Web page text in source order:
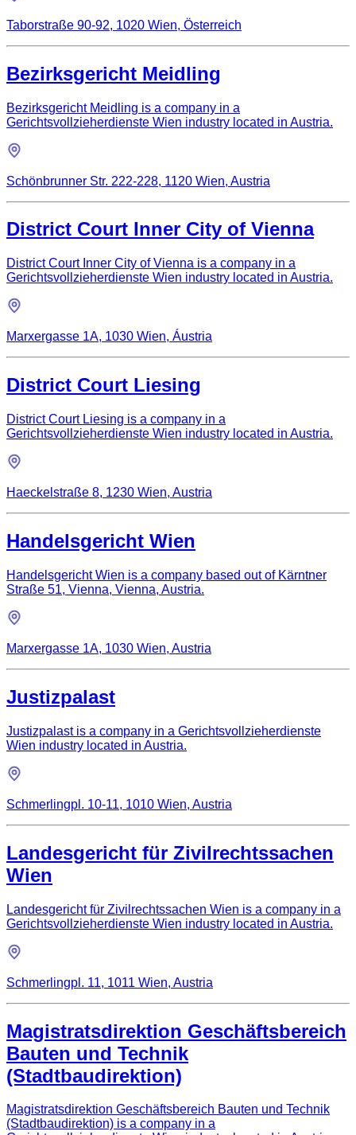
Taborstraße 90-92, 1020 Wien, Österreich
Bezirksgericht Meidling
Bezirksgericht Meidling is a company in a
Gerichtsvollzieherdienste Wien industry located in Austria.
Schönbrunner Str. 222-228, 1120 Wien, Austria
District Court Inner City of Vienna
District Court Inner City of Vienna is a company in a
Gerichtsvollzieherdienste Wien industry located in Austria.
Marxergasse 1A, 1030 Wien, Áustria
District Court Liesing
District Court Liesing is a company in a
Gerichtsvollzieherdienste Wien industry located in Austria.
Haeckelstraße 8, 1230 Wien, Austria
Handelsgericht Wien
Handelsgericht Wien is a company based out of Kärntner
Straße 51, Vienna, Vienna, Austria.
Marxergasse 1A, 1030 Wien, Austria
Justizpalast
Justizpalast is a company in a Gerichtsvollzieherdienste
Wien industry located in Austria.
Schmerlingpl. 10-11, 1010 Wien, Austria
Landesgericht für Zivilrechtssachen
Wien
Landesgericht für Zivilrechtssachen Wien is a company in a
Gerichtsvollzieherdienste Wien industry located in Austria.
Schmerlingpl. 11, 1011 Wien, Austria
Magistratsdirektion Geschäftsbereich
Bauten und Technik
(Stadtbaudirektion)
Magistratsdirektion Geschäftsbereich Bauten und Technik
(Stadtbaudirektion) is a company in a